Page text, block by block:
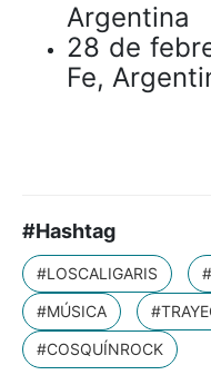
Argentina
28 de
Fe,
#Hashtag
#LOSCALIGARIS
#MÚSICA
#COSQUÍNROCK